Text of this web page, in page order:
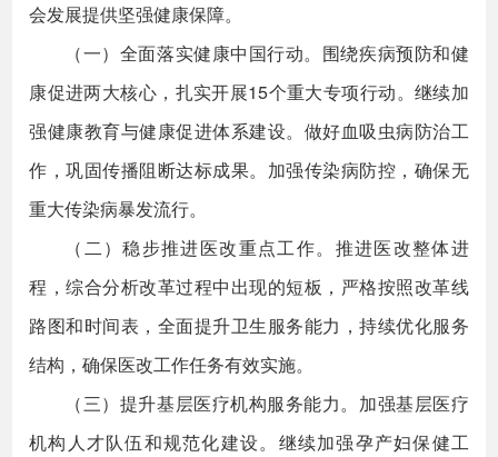
会发展提供坚强健康保障。
（一）全面落实健康中国行动。围绕疾病预防和健
康促进两大核心，扎实开展15个重大专项行动。继续加
强健康教育与健康促进体系建设。做好血吸虫病防治工
作，巩固传播阻断达标成果。加强传染病防控，确保无
重大传染病暴发流行。
（二）稳步推进医改重点工作。推进医改整体进
程，综合分析改革过程中出现的短板，严格按照改革线
路图和时间表，全面提升卫生服务能力，持续优化服务
结构，确保医改工作任务有效实施。
（三）提升基层医疗机构服务能力。加强基层医疗
机构人才队伍和规范化建设。继续加强孕产妇保健工